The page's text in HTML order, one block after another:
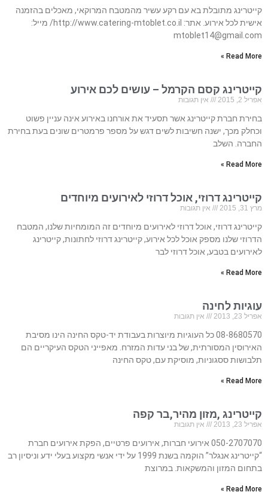
קייטרינג מתובלת בא עם רקע עשיר מהמטבח המרוקאי, מאכלים בהזמנה
אישית לכל אירוע. אתר: http://www.catering-mtoblet.co.il/ מייל:
mtoblet14@gmail.com
Read More »
קייטרינג קסם הקרמל – עושים לכם אירוע
אפריל 2, 2015 אין תגובות
בחירת חברת קייטרינג אשר תסעיד את אורחנו באירוע אינה עניין פשוט
וכחלק מכך, ישנה חשיבות לשים דגש על מספר פרמטרים שונים בעת בחירת
החברה. השלב
Read More »
קייטרינג דרוזי, אוכל דרוזי לאירועים מיוחדים
מרץ 31, 2015 אין תגובות
קייטרינג דרוזי, אוכל דרוזי לאירועים מיוחדים זה המומחיות שלנו, המטבח
הדרוזי שלנו מספק אוכל לכל אירוע, קייטרינג דרוזי לחתונות, קייטרינג
לאירועים בטבע, אוכל דרוזי לבר
Read More »
עוגיות לחינה
אפריל 23, 2013 אין תגובות
08-8680570 כל העוגיות מיוצרות בעבודת יד-טקס החינה הינו מסיבת
האירוסין המסורתית, של בני עדות המזרח. מאפייני הטקס העיקריים הם
תלבושות ססגוניות, מוסיקת עם, טקס החינה
Read More »
קייטרינג ,מזון מהיר,בר קפה
אפריל 23, 2013 אין תגובות
050-2707070 אירועי חברות, אירועים פרטיים, הפקת אירועים חברת
“קייטרינג אנגלר” הוקמה בשנת 1999 על ידי אנשי מקצוע בעלי ידע וניסיון רב
בתחום המזון והמשקאות. במרוצת
Read More »